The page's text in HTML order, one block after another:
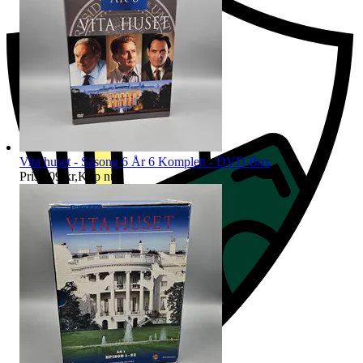
Vita huset - Säsong 6 År 6 Komplett - DVD Box
Pris:
109 kr,Köp nu